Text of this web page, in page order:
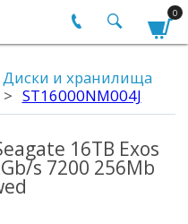
0
Диски и хранилища
ST16000NM004J
16TB Exos
s 7200 256Mb